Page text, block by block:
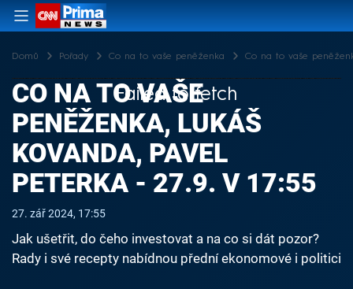
Domů Pořady Co na to vaše peněženka Co na to vaše
Failed to fetch
CO NA TO VAŠE
PENĚŽENKA, LUKÁŠ
KOVANDA, PAVEL
PETERKA - 27.9. V 17:55
27. zář 2024, 17:55
Jak ušetřit, do čeho investovat a na co si dát pozor?
Rady i své recepty nabídnou přední ekonomové i politici